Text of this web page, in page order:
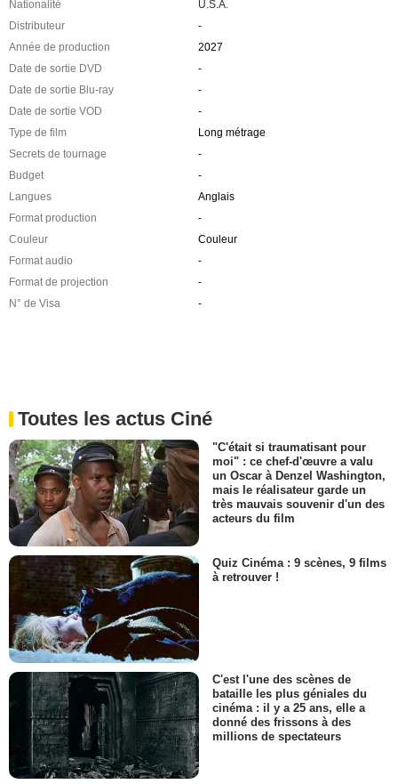
Nationalité
U.S.A.
Distributeur
-
Année de production
2027
Date de sortie DVD
-
Date de sortie Blu-ray
-
Date de sortie VOD
-
Type de film
Long métrage
Secrets de tournage
-
Budget
-
Langues
Anglais
Format production
-
Couleur
Couleur
Format audio
-
Format de projection
-
N° de Visa
-
Toutes les actus Ciné
"C'était si traumatisant pour
moi" : ce chef-d'œuvre a valu
un Oscar à Denzel Washington,
mais le réalisateur garde un
très mauvais souvenir d'un des
acteurs du film
Quiz Cinéma : 9 scènes, 9 films
à retrouver !
C'est l'une des scènes de
bataille les plus géniales du
cinéma : il y a 25 ans, elle a
donné des frissons à des
millions de spectateurs